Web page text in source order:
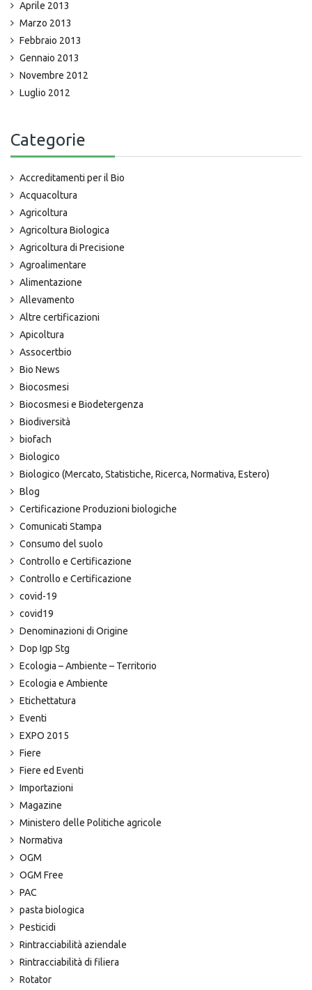
Aprile 2013
Marzo 2013
Febbraio 2013
Gennaio 2013
Novembre 2012
Luglio 2012
Categorie
Accreditamenti per il Bio
Acquacoltura
Agricoltura
Agricoltura Biologica
Agricoltura di Precisione
Agroalimentare
Alimentazione
Allevamento
Altre certificazioni
Apicoltura
Assocertbio
Bio News
Biocosmesi
Biocosmesi e Biodetergenza
Biodiversità
biofach
Biologico
Biologico (Mercato, Statistiche, Ricerca, Normativa, Estero)
Blog
Certificazione Produzioni biologiche
Comunicati Stampa
Consumo del suolo
Controllo e Certificazione
Controllo e Certificazione
covid-19
covid19
Denominazioni di Origine
Dop Igp Stg
Ecologia – Ambiente – Territorio
Ecologia e Ambiente
Etichettatura
Eventi
EXPO 2015
Fiere
Fiere ed Eventi
Importazioni
Magazine
Ministero delle Politiche agricole
Normativa
OGM
OGM Free
PAC
pasta biologica
Pesticidi
Rintracciabilità aziendale
Rintracciabilità di filiera
Rotator